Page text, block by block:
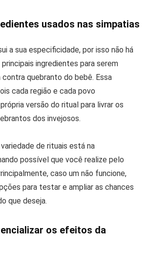
usados nas simpatias
a sua especificidade, por isso não há
ingredientes para serem
contra quebranto do bebê. Essa
cada região e cada povo
versão do ritual para livrar os
dos invejosos.
de rituais está na
possível que você realize pelo
caso um não funcione,
para testar e ampliar as chances
que deseja.
os efeitos da